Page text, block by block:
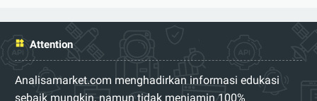
Attention
Analisamarket.com menghadirkan informasi edukasi
sebaik mungkin, namun tidak menjamin 100%